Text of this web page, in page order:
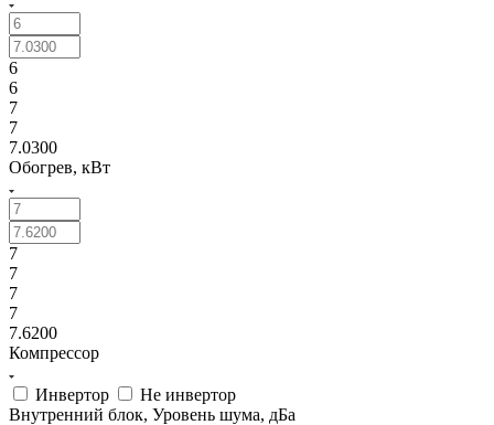
6
6
7
7
7.0300
Обогрев, кВт
7
7
7
7
7.6200
Компрессор
Инвертор
Не инвертор
Внутренний блок, Уровень шума, дБа